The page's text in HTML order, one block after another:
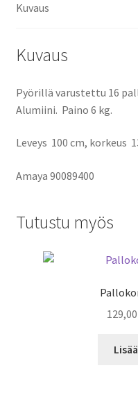
Kuvaus
Kuvaus
Pyörillä varustettu 16
Alumiini. Paino 6 kg.
Leveys 100 cm, korkeus
Amaya 90089400
Tutustu myös
129,00